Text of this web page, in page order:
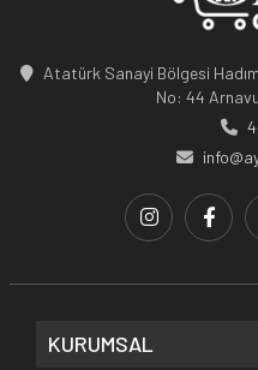
Atatürk Sanayi Bölgesi
No: 44
KURUMSAL